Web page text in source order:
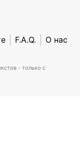
F.A.Q. О нас
- только с